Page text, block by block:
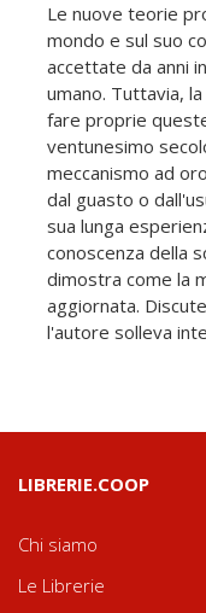
Le nuove teorie
mondo e sul suo
accettate da anni
umano. Tuttavia,
fare proprie
ventunesimo
meccanismo ad
dal guasto o
sua lunga
conoscenza della
dimostra come la
aggiornata.
l'autore solleva
LIBRERIE.COOP
Chi siamo
Le Librerie